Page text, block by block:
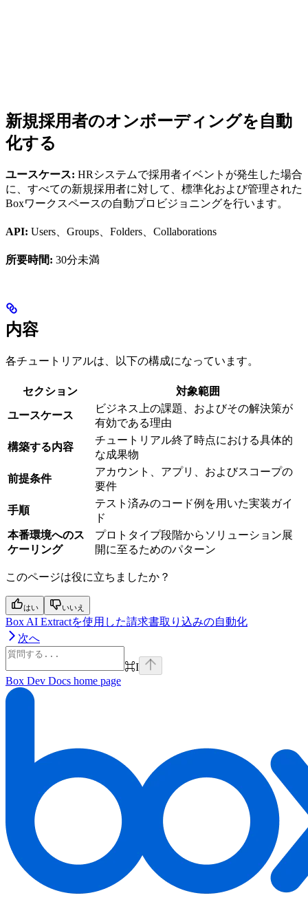
新規採用者のオンボーディングを自動
化する
ユースケース: HRシステムで採用者イベントが発生した場合
に、すべての新規採用者に対して、標準化および管理された
Boxワークスペースの自動プロビジョニングを行います。
API: Users、Groups、Folders、Collaborations
所要時間: 30分未満
内容
各チュートリアルは、以下の構成になっています。
セクション 対象範囲
ユースケース
ビジネス上の課題、およびその解決策が
有効である理由
構築する内容
チュートリアル終了時点における具体的
な成果物
前提条件
アカウント、アプリ、およびスコープの
要件
手順
テスト済みのコード例を用いた実装ガイ
ド
本番環境へのス
ケーリング
プロトタイプ段階からソリューション展
開に至るためのパターン
このページは役に立ちましたか？
はい いいえ
Box AI Extractを使用した請求書取り込みの自動化
次へ
⌘I
Box Dev Docs home page